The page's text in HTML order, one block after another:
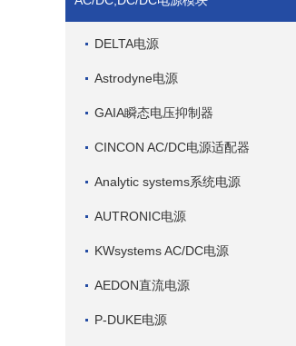
DELTA电源
Astrodyne电源
GAIA瞬态电压抑制器
CINCON AC/DC电源适配器
Analytic systems系统电源
AUTRONIC电源
KWsystems AC/DC电源
AEDON直流电源
P-DUKE电源